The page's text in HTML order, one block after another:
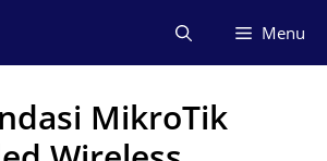
Menu
MikroTik